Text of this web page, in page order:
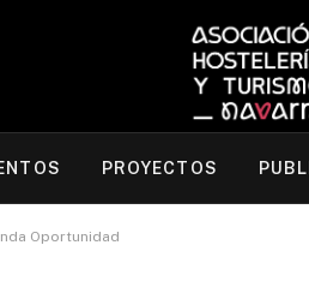
PROYECTOS
Oportunidad